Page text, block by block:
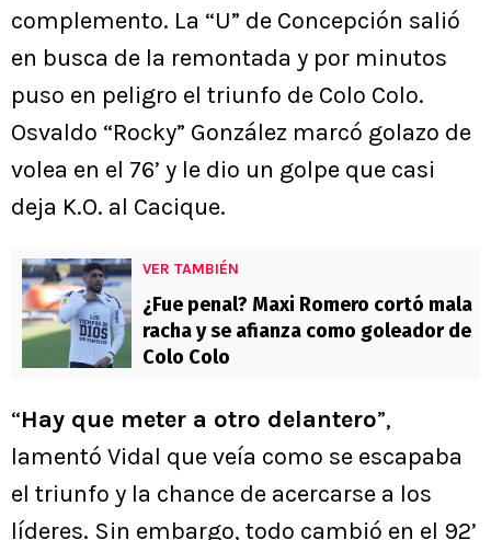
complemento. La “U” de Concepción salió
en busca de la remontada y por minutos
puso en peligro el triunfo de Colo Colo.
Osvaldo “Rocky” González marcó golazo de
volea en el 76’ y le dio un golpe que casi
deja K.O. al Cacique.
VER TAMBIÉN
¿Fue penal? Maxi Romero cortó mala
racha y se afianza como goleador de
Colo Colo
“Hay que meter a otro delantero”,
lamentó Vidal que veía como se escapaba
el triunfo y la chance de acercarse a los
líderes. Sin embargo, todo cambió en el 92’